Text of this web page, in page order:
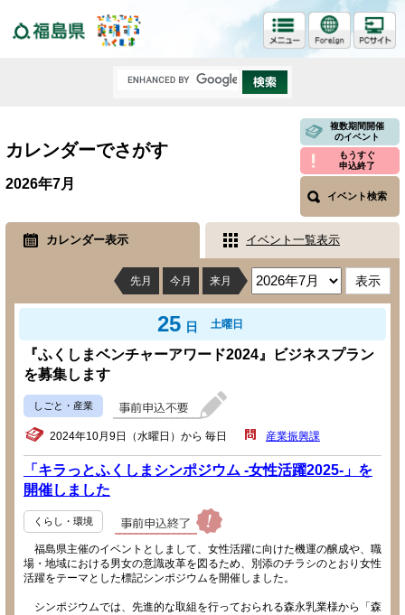
カレンダーでさがす
複数期間開催
のイベント
もうすぐ
申込終了
イベント検索
2026年7月
カレンダー表示 イベント一覧表示
先月 今月 来月
25 日 土曜日
『ふくしまベンチャーアワード2024』ビジネスプラン
を募集します
しごと・産業
2024年10月9日（水曜日）から 毎日 産業振興課
「キラっとふくしまシンポジウム -女性活躍2025-」を
開催しました
くらし・環境
福島県主催のイベントとしまして、女性活躍に向けた機運の醸成や、職
場・地域における男女の意識改革を図るため、別添のチラシのとおり女性
活躍をテーマとした標記シンポジウムを開催しました。
シンポジウムでは、先進的な取組を行っておられる森永乳業様から「森